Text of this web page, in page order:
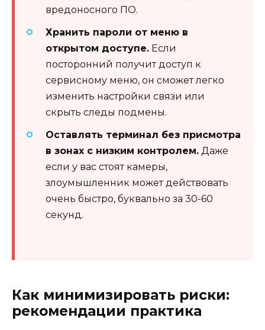
вредоносного ПО.
Хранить пароли от меню в
открытом доступе. Если
посторонний получит доступ к
сервисному меню, он сможет легко
изменить настройки связи или
скрыть следы подмены.
Оставлять терминал без присмотра
в зонах с низким контролем. Даже
если у вас стоят камеры,
злоумышленник может действовать
очень быстро, буквально за 30-60
секунд.
Как минимизировать риски:
рекомендации практика